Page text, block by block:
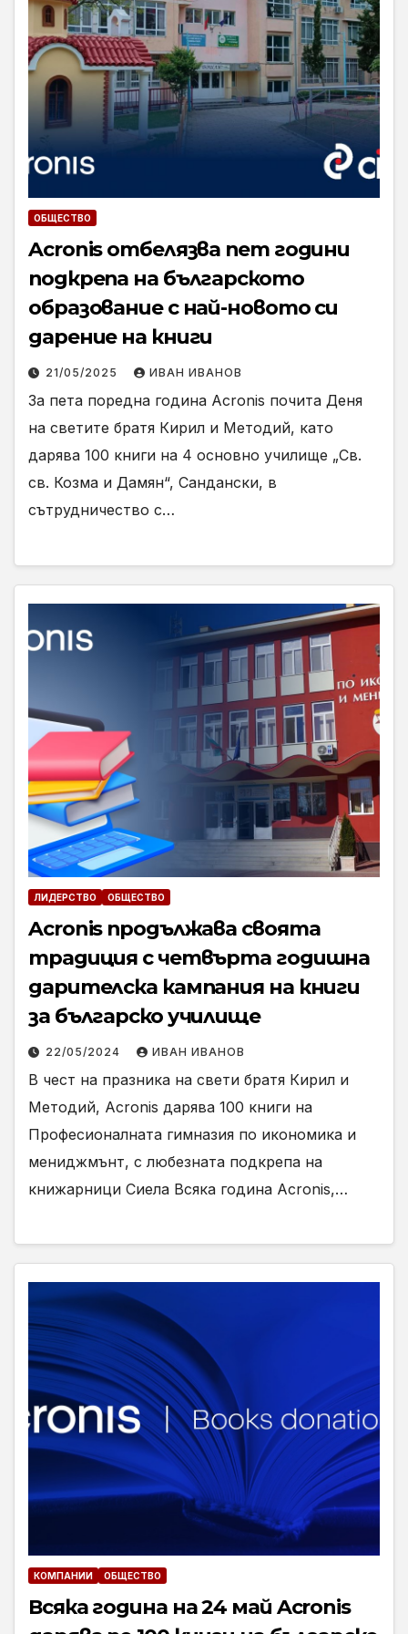
ОБЩЕСТВО
Acronis отбелязва пет години
подкрепа на българското
образование с най-новото си
дарение на книги
21/05/2025 ИВАН ИВАНОВ
За пета поредна година Acronis почита Деня
на светите братя Кирил и Методий, като
дарява 100 книги на 4 основно училище „Св.
св. Козма и Дамян“, Сандански, в
сътрудничество с…
ЛИДЕРСТВО ОБЩЕСТВО
Acronis продължава своята
традиция с четвърта годишна
дарителска кампания на книги
за българско училище
22/05/2024 ИВАН ИВАНОВ
В чест на празника на свети братя Кирил и
Методий, Acronis дарява 100 книги на
Професионалната гимназия по икономика и
мениджмънт, с любезната подкрепа на
книжарници Сиела Всяка година Acronis,…
КОМПАНИИ ОБЩЕСТВО
Всяка година на 24 май Acronis